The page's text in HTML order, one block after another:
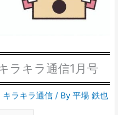
ラキラ通信1月号
キラキラ通信/ By 平場 鉄也